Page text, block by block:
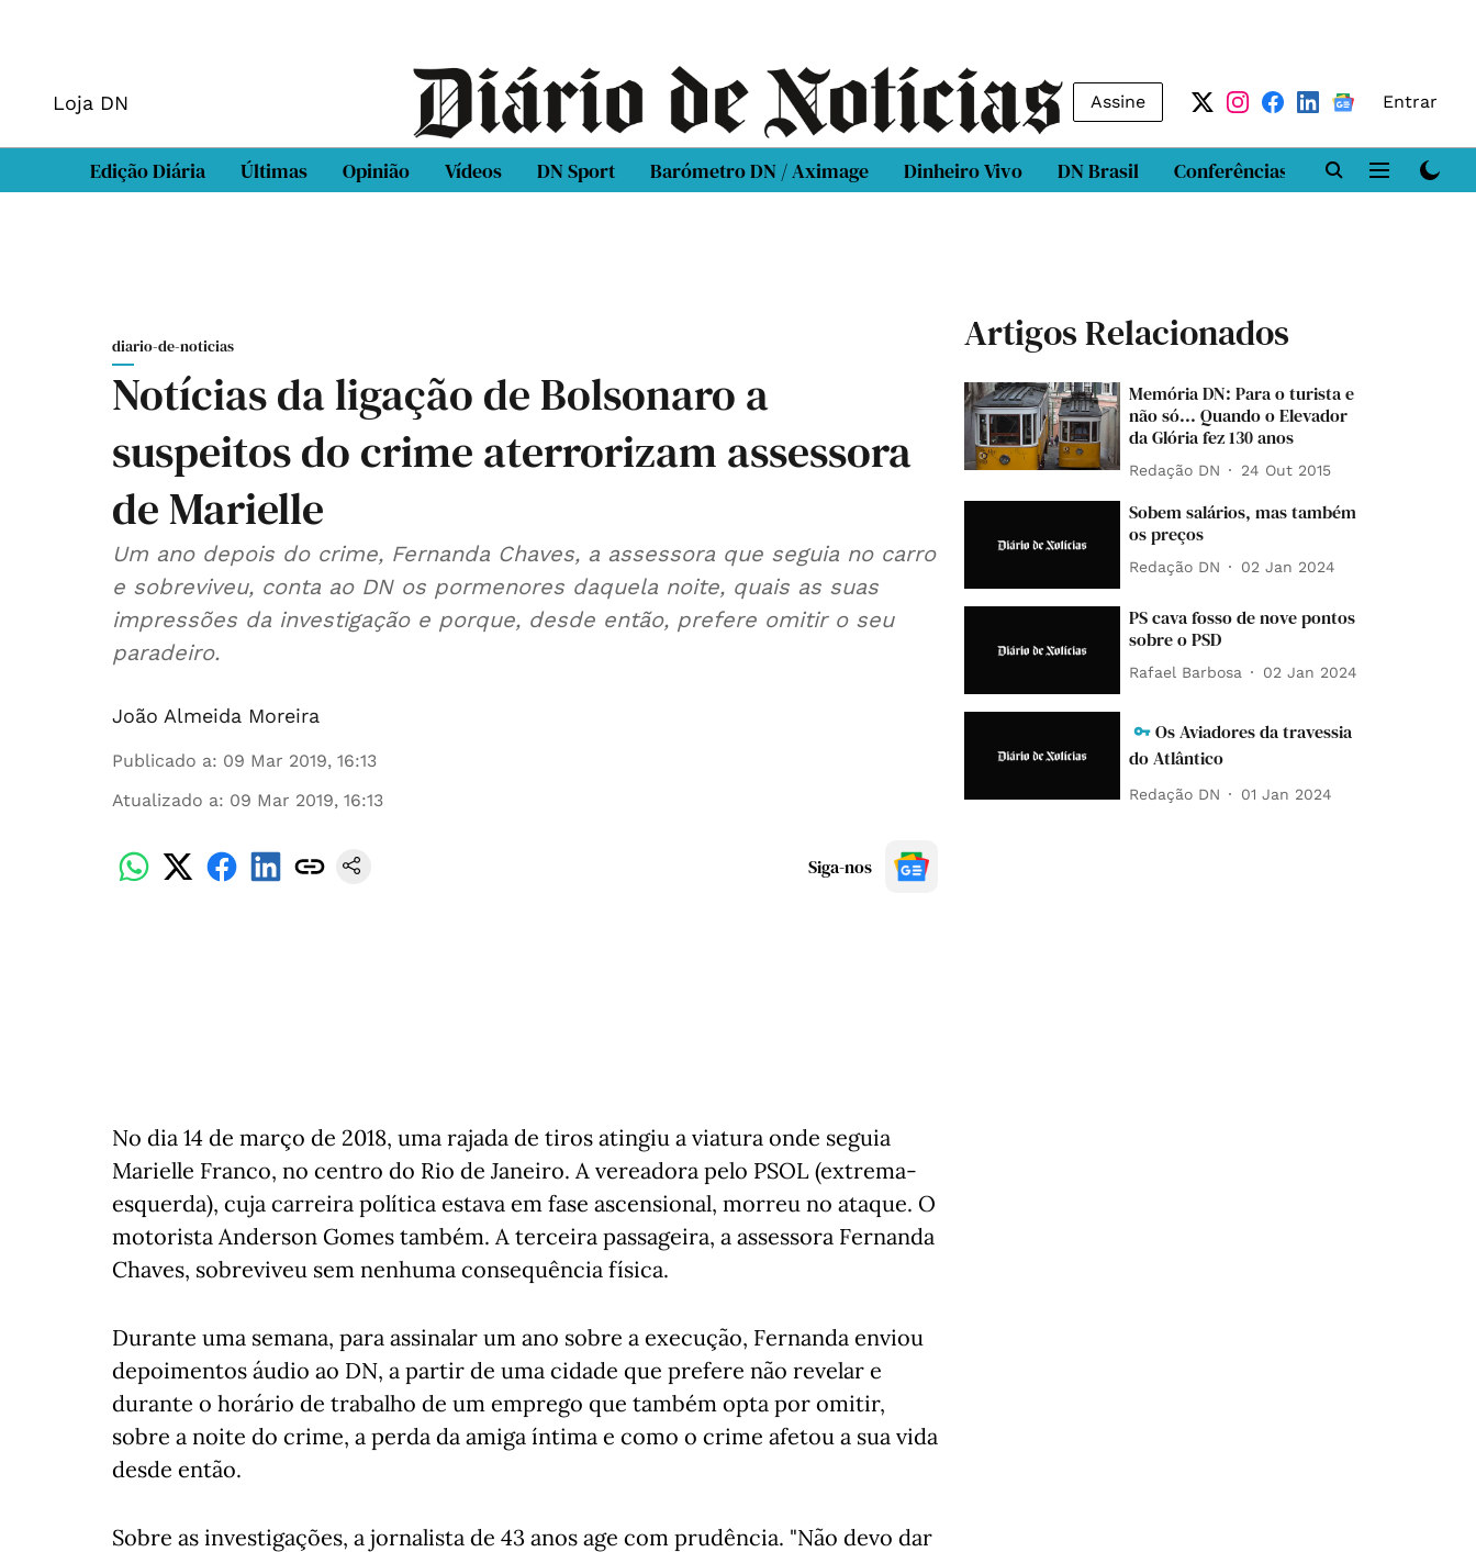
Loja DN Assine Entrar
Edição Diária Últimas Opinião Vídeos DN Sport Barómetro DN / Aximage Dinheiro Vivo DN Brasil Conferências DN LAB
diario-de-noticias
Notícias da ligação de Bolsonaro a
suspeitos do crime aterrorizam assessora
de Marielle
Um ano depois do crime, Fernanda Chaves, a assessora que seguia no carro
e sobreviveu, conta ao DN os pormenores daquela noite, quais as suas
impressões da investigação e porque, desde então, prefere omitir o seu
paradeiro.
João Almeida Moreira
Publicado a: 09 Mar 2019, 16:13
Atualizado a: 09 Mar 2019, 16:13
Siga-nos
No dia 14 de março de 2018, uma rajada de tiros atingiu a viatura onde seguia
Marielle Franco, no centro do Rio de Janeiro. A vereadora pelo PSOL (extrema-
esquerda), cuja carreira política estava em fase ascensional, morreu no ataque. O
motorista Anderson Gomes também. A terceira passageira, a assessora Fernanda
Chaves, sobreviveu sem nenhuma consequência física.
Durante uma semana, para assinalar um ano sobre a execução, Fernanda enviou
depoimentos áudio ao DN, a partir de uma cidade que prefere não revelar e
durante o horário de trabalho de um emprego que também opta por omitir,
sobre a noite do crime, a perda da amiga íntima e como o crime afetou a sua vida
desde então.
Sobre as investigações, a jornalista de 43 anos age com prudência. "Não devo dar
Artigos Relacionados
Memória DN: Para o turista e
não só... Quando o Elevador
da Glória fez 130 anos
Redação DN 24 Out 2015
Sobem salários, mas também
os preços
Redação DN 02 Jan 2024
PS cava fosso de nove pontos
sobre o PSD
Rafael Barbosa 02 Jan 2024
Os Aviadores da travessia
do Atlântico
Redação DN 01 Jan 2024